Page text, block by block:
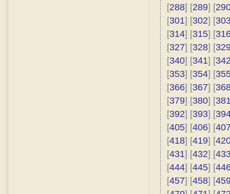
[288] [289] [
[301] [302] [
[314] [315] [
[327] [328] [
[340] [341] [
[353] [354] [
[366] [367] [
[379] [380] [
[392] [393] [
[405] [406] [
[418] [419] [
[431] [432] [
[444] [445] [
[457] [458] [